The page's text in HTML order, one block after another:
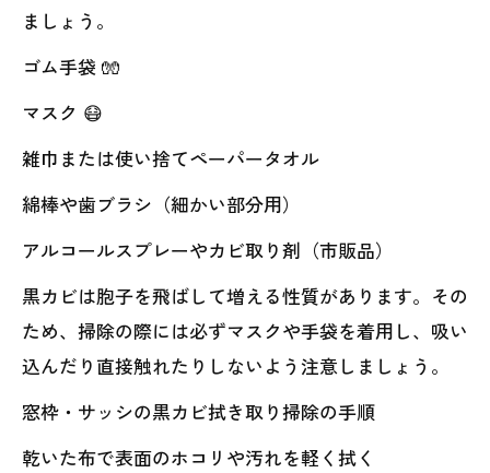
ましょう。
ゴム手袋 🧤
マスク 😷
雑巾または使い捨てペーパータオル
綿棒や歯ブラシ（細かい部分用）
アルコールスプレーやカビ取り剤（市販品）
黒カビは胞子を飛ばして増える性質があります。その
ため、掃除の際には必ずマスクや手袋を着用し、吸い
込んだり直接触れたりしないよう注意しましょう。
窓枠・サッシの黒カビ拭き取り掃除の手順
乾いた布で表面のホコリや汚れを軽く拭く